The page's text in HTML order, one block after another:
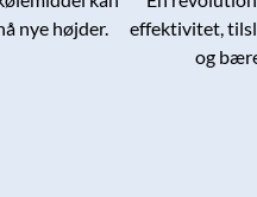
nye højder.
effektivitet,
og